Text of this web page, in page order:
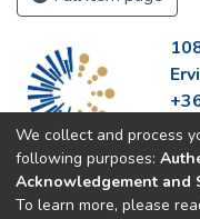
We collect and process
following purposes:
Acknowledgement and
To learn more, please